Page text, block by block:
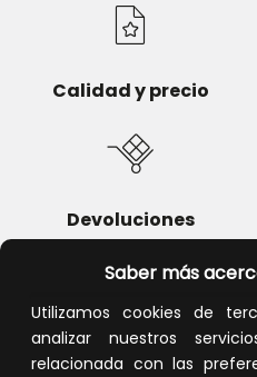
Saber más
Utilizamos cookies de
analizar nuestros
relacionada con las
Calidad y precio
Devoluciones
Atención al cliente